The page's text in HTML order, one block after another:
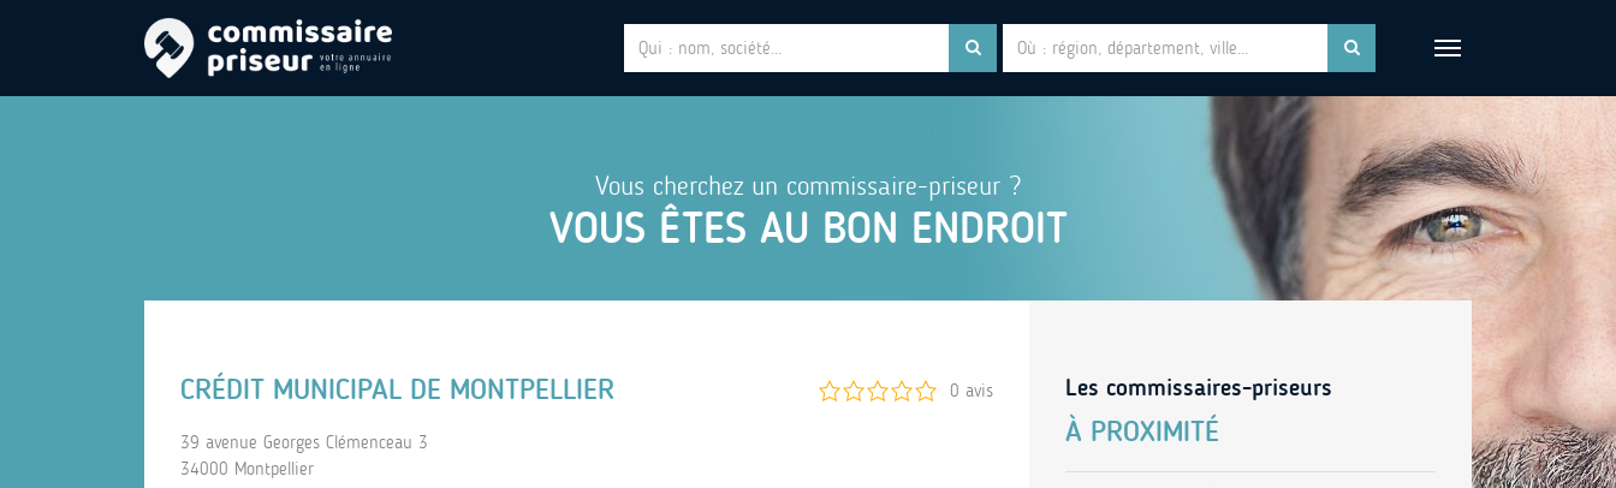
Vous cherchez un commissaire-priseur ?
VOUS ÊTES AU BON ENDROIT
0 avis
CRÉDIT MUNICIPAL DE MONTPELLIER
39 avenue Georges Clémenceau 3
34000 Montpellier
Les commissaires-priseurs
À PROXIMITÉ